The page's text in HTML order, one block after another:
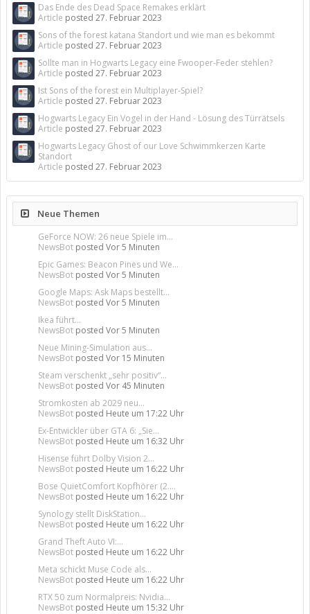
Das Ende des Dead Space Remakes erklärt
Article posted 27. Februar 2023
Sons of the forest katana Standort und wie man es bekommt
Article posted 27. Februar 2023
Sollte man in Hogwarts Legacy eine Fwooper-Feder stehlen?
Article posted 27. Februar 2023
Ist Sons of the forest ein Multiplayer-Spiel?
Article posted 27. Februar 2023
Hogwarts Legacy Ein Vogel in der Hand - Lösung des Türrätsels
Article posted 27. Februar 2023
Hogwarts Legacy Ghost of our Love Schwimmkerzen Karte
Standort
Article posted 27. Februar 2023
Neue Themen
GeForce NOW: 26 neue Spiele im...
NewsBot posted Vor 5 Minuten
Epic Games: Beacon Pines und We...
NewsBot posted Vor 5 Minuten
Google Maps: Ask Maps bestellt...
NewsBot posted Vor 5 Minuten
Ikea führt...
NewsBot posted Vor 5 Minuten
Neue Mining-Simulation aus...
NewsBot posted Vor 15 Minuten
Steam verschenkt „sehr positiv“...
NewsBot posted Vor 45 Minuten
Stromkosten ab 2029 neu...
NewsBot posted Heute um 17:22 Uhr
Ex-Entwickler über GTA 6: „Sie...
NewsBot posted Heute um 16:32 Uhr
Hisense führt Dolby Vision 2...
NewsBot posted Heute um 16:22 Uhr
Bose QuietComfort Kopfhörer (2....
NewsBot posted Heute um 16:22 Uhr
Synology stellt DiskStation...
NewsBot posted Heute um 16:22 Uhr
Grand Theft Auto VI:...
NewsBot posted Heute um 16:22 Uhr
Meta schickt Muse Code als...
NewsBot posted Heute um 16:22 Uhr
RTX 50 zum Normalpreis: Nvidia...
NewsBot posted Heute um 15:32 Uhr